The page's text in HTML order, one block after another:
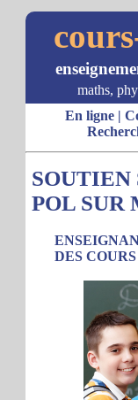
maths,
En ligne|
POL SUR
DES